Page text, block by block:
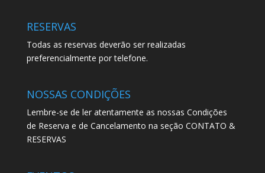
RESERVAS
Todas as reservas deverão ser realizadas
preferencialmente por telefone.
NOSSAS CONDIÇÕES
Lembre-se de ler atentamente as nossas Condições
de Reserva e de Cancelamento na seção CONTATO &
RESERVAS